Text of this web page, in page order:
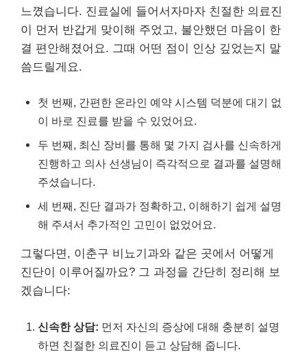
느꼈습니다. 진료실에 들어서자마자 친절한 의료진
이 먼저 반갑게 맞이해 주었고, 불안했던 마음이 한
결 편안해졌어요. 그때 어떤 점이 인상 깊었는지 말
씀드릴게요.
첫 번째, 간편한 온라인 예약 시스템 덕분에 대기 없
이 바로 진료를 받을 수 있었어요.
두 번째, 최신 장비를 통해 몇 가지 검사를 신속하게
진행하고 의사 선생님이 즉각적으로 결과를 설명해
주셨습니다.
세 번째, 진단 결과가 정확하고, 이해하기 쉽게 설명
해 주셔서 추가적인 고민이 없었어요.
그렇다면, 이춘구 비뇨기과와 같은 곳에서 어떻게
진단이 이루어질까요? 그 과정을 간단히 정리해 보
겠습니다:
신속한 상담: 먼저 자신의 증상에 대해 충분히 설명
하면 친절한 의료진이 듣고 상담해 줍니다.